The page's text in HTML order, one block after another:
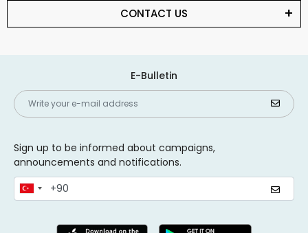
CONTACT US
E-Bulletin
Sign up to be informed about campaigns,
announcements and notifications.